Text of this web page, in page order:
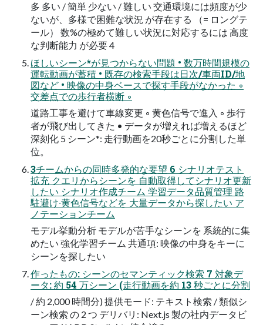
多 多い / 簡単 少ない / 難しい 交通環境には頻度が少
ないが、多様で困難な状況 が存在する （= ロングテ
ール） 数%の極めて難しい状況に対応するには 高度
な判断能力 が必要 4
ほしいシーン*が⾒つからない問題 • 数万時間規模の
運転動画が蓄積 • 既存の検索⼿段は⽇次/⾞両ID/地
図など • 映像の中⾝ベースで探す⼿段がなかった ◦
交差点での歩⾏者横断 ◦
道路⼯事を避けて⾞線変更 ◦ ⻩⾊信号で進⼊ ◦ 歩⾏
者が⾶び出してきた • データが増えれば増えるほど
深刻化 5 シーン*: ⾛⾏動画を20秒ごとに分割した単
位。
3チームからの同時多発的な要望 6 シナリオテスト
拡充 クエリからシーンを ⾃動取得してシナリオ更新
したい シナリオ作成チーム 学習データ品質管理 路
駐避け‧⻩⾊信号などを ⼤量データから探したい ア
ノテーションチーム
モデル挙動分析 モデルが苦⼿なシーンを 系統的に集
めたい 強化学習チーム 共通項: 映像の中⾝をキーに
シーンを探したい
作ったもの: シーンのセマンティック検索 7 対象デ
ータ: 約 54 万シーン (⾛⾏動画を約 13 秒ごとに分割
/ 約 2,000 時間分) 提供モード: テキスト検索 / 類似シ
ーン検索 の 2 つ デリバリ: Next.js 製の社内データビ